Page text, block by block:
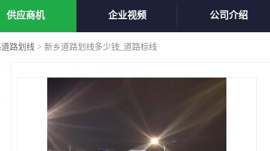
供应商机 企业视频 公司介绍
路划线 > 新乡道路划线多少钱_道路标线